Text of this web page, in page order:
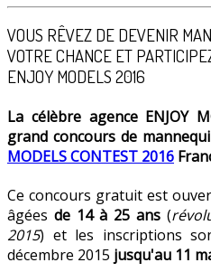
VOUS RÊVEZ DE DEVENIR
VOTRE CHANCE ET
ENJOY MODELS 2016
La célèbre agence ENJOY
grand concours de
MODELS CONTEST 2016
Ce concours gratuit est
âgées de 14 à 25 ans (
2015) et les inscriptions
décembre 2015 jusqu'au 11